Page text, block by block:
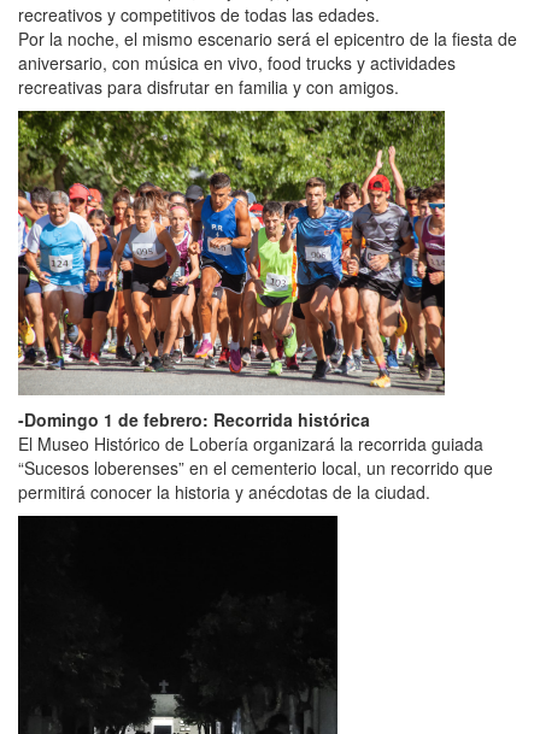
recreativos y competitivos de todas las edades.
Por la noche, el mismo escenario será el epicentro de la fiesta de
aniversario, con música en vivo, food trucks y actividades
recreativas para disfrutar en familia y con amigos.
-Domingo 1 de febrero: Recorrida histórica
El Museo Histórico de Lobería organizará la recorrida guiada
“Sucesos loberenses” en el cementerio local, un recorrido que
permitirá conocer la historia y anécdotas de la ciudad.